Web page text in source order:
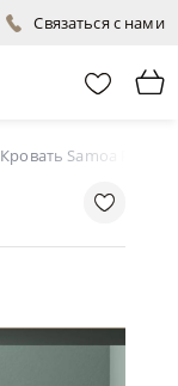
Связаться с нами
Кровать Samoa Plain